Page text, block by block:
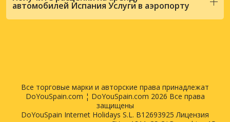
автомобилей Испания Услуги в аэропорту
Все торговые марки и авторские права принадлежат
DoYouSpain.com ¦ DoYouSpain.com 2026 Все права
защищены
DoYouSpain Internet Holidays S.L. B12693925 Лицензия